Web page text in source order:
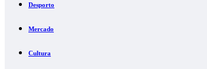
Desporto
Mercado
Cultura